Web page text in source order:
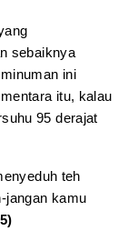
sebaiknya
ini
itu, kalau
95 derajat
teh
jangan kamu